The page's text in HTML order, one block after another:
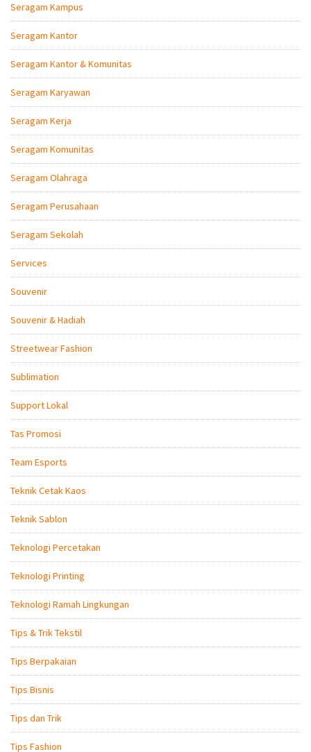
Seragam Kampus
Seragam Kantor
Seragam Kantor & Komunitas
Seragam Karyawan
Seragam Kerja
Seragam Komunitas
Seragam Olahraga
Seragam Perusahaan
Seragam Sekolah
Services
Souvenir
Souvenir & Hadiah
Streetwear Fashion
Sublimation
Support Lokal
Tas Promosi
Team Esports
Teknik Cetak Kaos
Teknik Sablon
Teknologi Percetakan
Teknologi Printing
Teknologi Ramah Lingkungan
Tips & Trik Tekstil
Tips Berpakaian
Tips Bisnis
Tips dan Trik
Tips Fashion